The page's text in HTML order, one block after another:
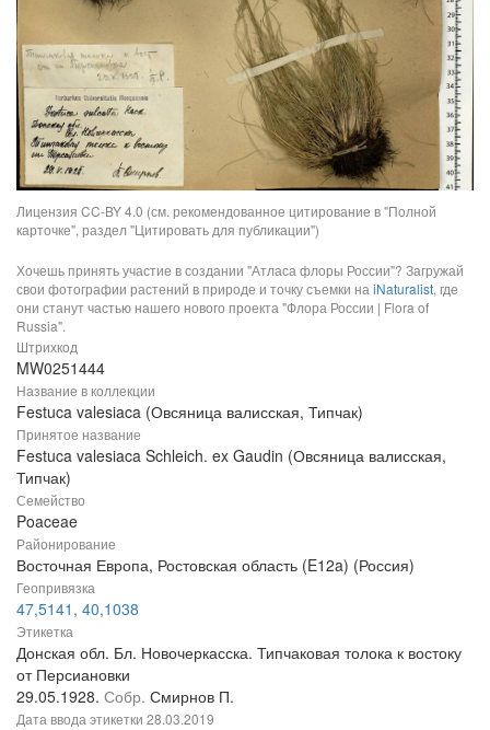
Лицензия CC-BY 4.0 (см. рекомендованное цитирование в "Полной
карточке", раздел "Цитировать для публикации")
Хочешь принять участие в создании "Атласа флоры России"? Загружай
свои фотографии растений в природе и точку съемки на iNaturalist, где
они станут частью нашего нового проекта "Флора России | Flora of
Russia".
Штрихкод
MW0251444
Название в коллекции
Festuca valesiaca (Овсяница валисская, Типчак)
Принятое название
Festuca valesiaca Schleich. ex Gaudin (Овсяница валисская,
Типчак)
Семейство
Poaceae
Районирование
Восточная Европа, Ростовская область (E12a) (Россия)
Геопривязка
47,5141, 40,1038
Этикетка
Донская обл. Бл. Новочеркасска. Типчаковая толока к востоку
от Персиановки
29.05.1928. Собр. Смирнов П.
Дата ввода этикетки 28.03.2019